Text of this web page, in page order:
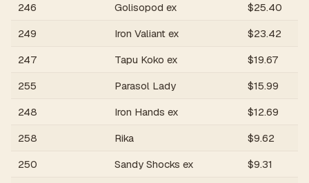
246
Golisopod ex $25.40
249
Iron Valiant ex $23.42
247
Tapu Koko ex $19.67
255
Parasol Lady $15.99
248
Iron Hands ex $12.69
258
Rika $9.62
250
Sandy Shocks ex $9.31